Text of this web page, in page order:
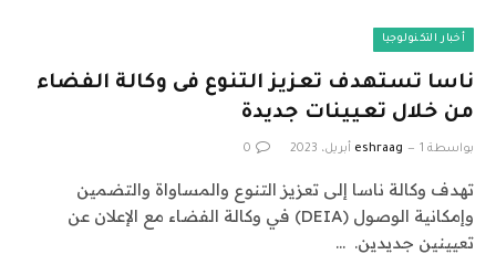
أخبار التكنولوجيا
ناسا تستهدف تعزيز التنوع فى وكالة الفضاء
من خلال تعيينات جديدة
بواسطة eshraag 1 أبريل، 2023 0
تهدف وكالة ناسا إلى تعزيز التنوع والمساواة والتضمين
وإمكانية الوصول (DEIA) في وكالة الفضاء مع الإعلان عن
تعيينين جديدين. …